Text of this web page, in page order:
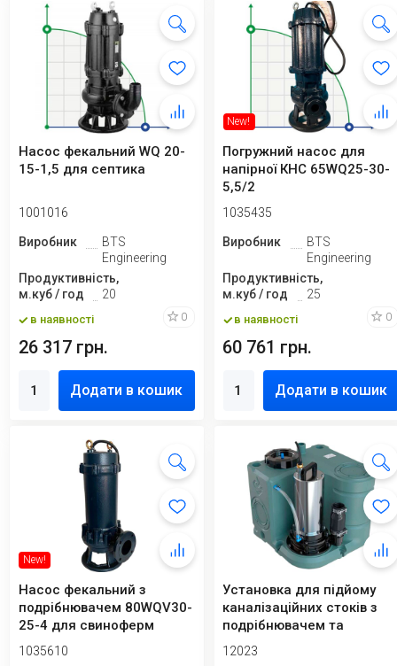
Насос фекальний WQ 20-
15-1,5 для септика
1001016
Виробник
BTS
Engineering
Продуктивність,
м.куб / год
20
в наявності 0
26 317 грн.
Додати в кошик
New!
Погружний насос для
напірної КНС 65WQ25-30-
5,5/2
1035435
Виробник
BTS
Engineering
Продуктивність,
м.куб / год
25
в наявності 0
60 761 грн.
Додати в кошик
New!
Насос фекальний з
подрібнювачем 80WQV30-
25-4 для свиноферм
1035610
Установка для підйому
каналізаційних стоків з
подрібнювачем та
пультом управл...
12023